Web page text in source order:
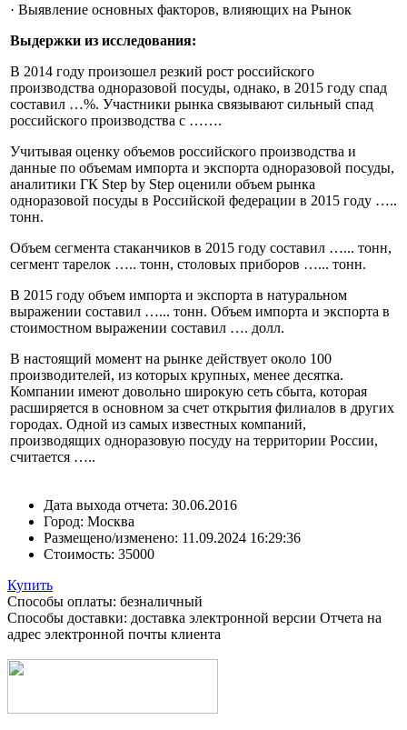
· Выявление основных факторов, влияющих на Рынок
Выдержки из исследования:
В 2014 году произошел резкий рост российского
производства одноразовой посуды, однако, в 2015 году спад
составил …%. Участники рынка связывают сильный спад
российского производства с …….
Учитывая оценку объемов российского производства и
данные по объемам импорта и экспорта одноразовой посуды,
аналитики ГК Step by Step оценили объем рынка
одноразовой посуды в Российской федерации в 2015 году …..
тонн.
Объем сегмента стаканчиков в 2015 году составил …... тонн,
сегмент тарелок ….. тонн, столовых приборов …... тонн.
В 2015 году объем импорта и экспорта в натуральном
выражении составил …... тонн. Объем импорта и экспорта в
стоимостном выражении составил …. долл.
В настоящий момент на рынке действует около 100
производителей, из которых крупных, менее десятка.
Компании имеют довольно широкую сеть сбыта, которая
расширяется в основном за счет открытия филиалов в других
городах. Одной из самых известных компаний,
производящих одноразовую посуду на территории России,
считается …..
Дата выхода отчета: 30.06.2016
Город: Москва
Размещено/изменено: 11.09.2024 16:29:36
Стоимость: 35000
Купить
Способы оплаты: безналичный
Способы доставки: доставка электронной версии Отчета на
адрес электронной почты клиента